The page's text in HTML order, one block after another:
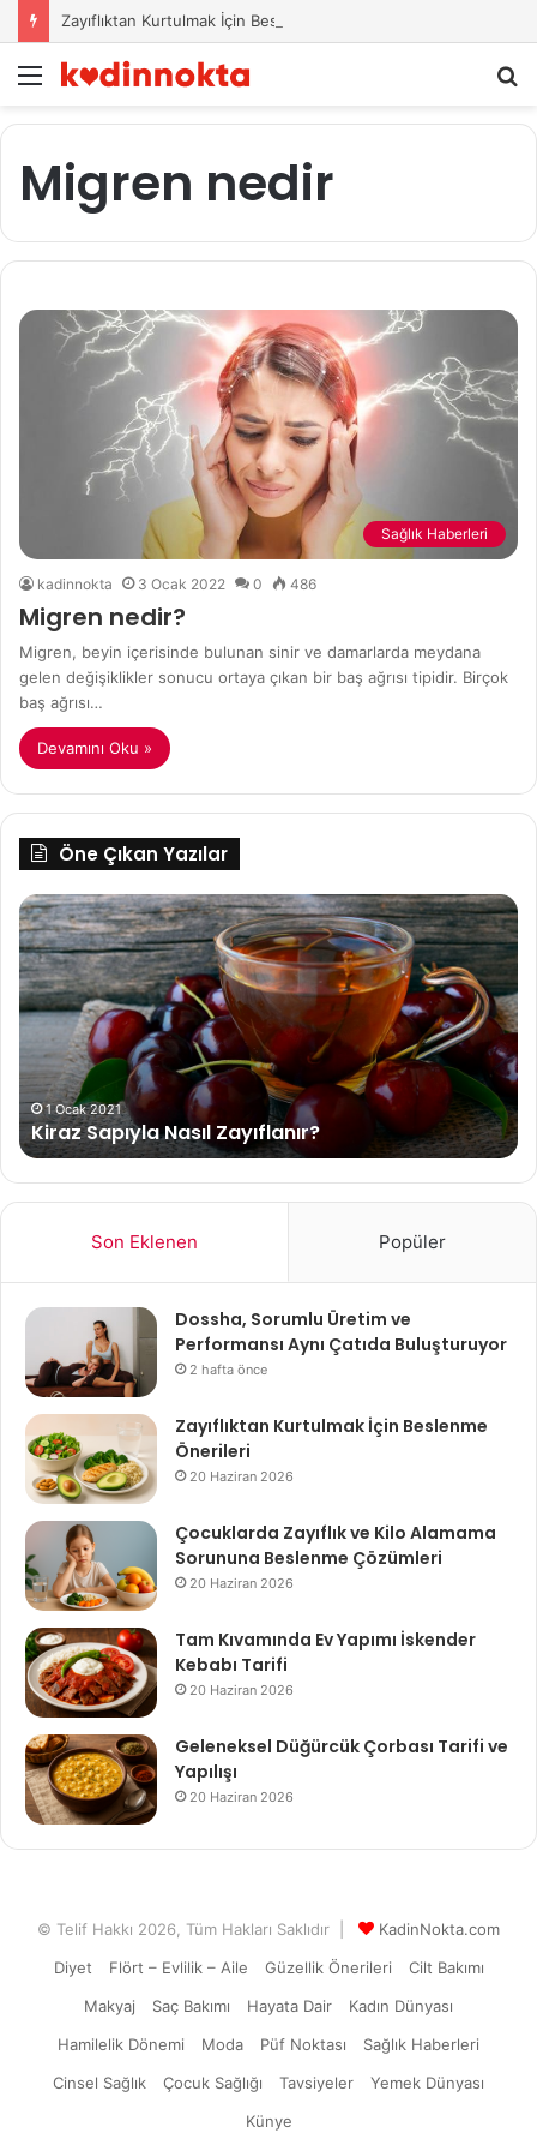
Zayıflıktan Kurtulmak İçin Beslenme Önerileri
Menü
Migren nedir
Sağlık Haberleri
kadinnokta 3 Ocak 2022 0 486
Migren nedir?
Migren, beyin içerisinde bulunan sinir ve damarlarda meydana
gelen değişiklikler sonucu ortaya çıkan bir baş ağrısı tipidir. Birçok
baş ağrısı…
Devamını Oku »
Öne Çıkan Yazılar
Kiraz
Sapıyla
Nasıl
Zayıflanır?
1 Ocak 2021
Kiraz Sapıyla Nasıl Zayıflanır?
VE
EN
İYİ
VE
Son Eklenen Popüler
Dossha, Sorumlu Üretim ve
Performansı Aynı Çatıda Buluşturuyor
2 hafta önce
Zayıflıktan Kurtulmak İçin Beslenme
Önerileri
20 Haziran 2026
Çocuklarda Zayıflık ve Kilo Alamama
Sorununa Beslenme Çözümleri
20 Haziran 2026
Tam Kıvamında Ev Yapımı İskender
Kebabı Tarifi
20 Haziran 2026
Geleneksel Düğürcük Çorbası Tarifi ve
Yapılışı
20 Haziran 2026
© Telif Hakkı 2026, Tüm Hakları Saklıdır |
KadinNokta.com
Diyet
Flört – Evlilik – Aile Güzellik Önerileri
Cilt Bakımı
Makyaj
Saç Bakımı Hayata Dair
Kadın Dünyası
Hamilelik Dönemi
Moda Püf Noktası
Sağlık Haberleri
Cinsel Sağlık
Çocuk Sağlığı Tavsiyeler
Yemek Dünyası
Künye